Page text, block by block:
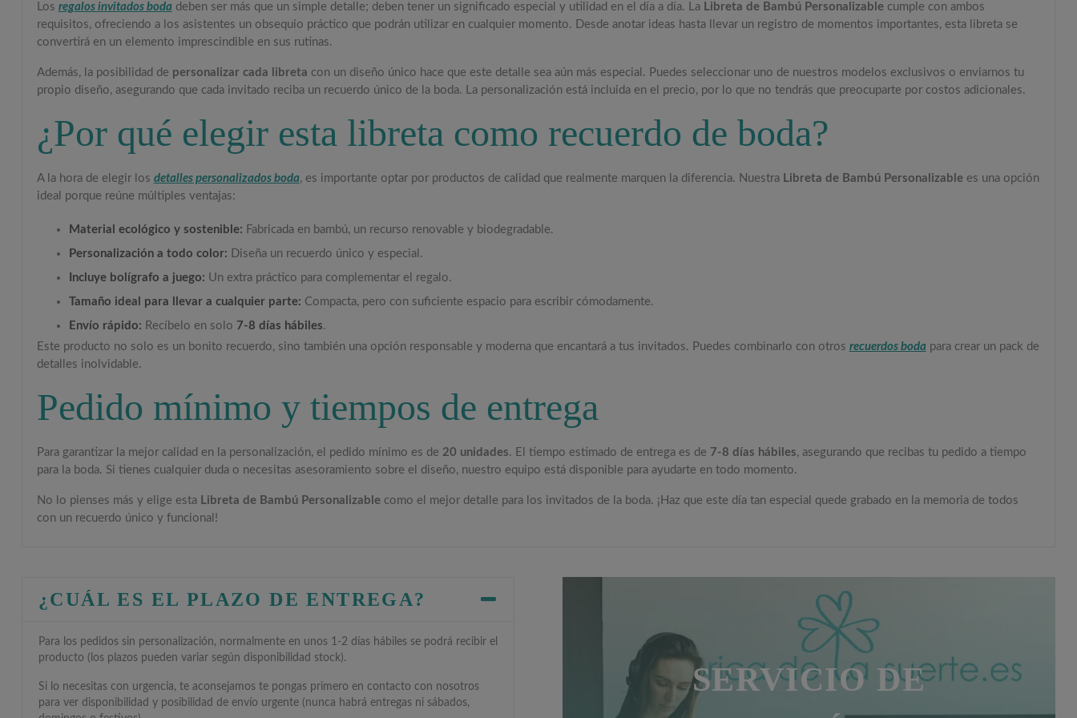
Los regalos invitados boda deben ser más que un simple detalle; deben tener un significado especial y utilidad en el día a día. La Libreta de Bambú Personalizablecumple con ambos
requisitos, ofreciendo a los asistentes un obsequio práctico que podrán utilizar en cualquier momento. Desde anotar ideas hasta llevar un registro de momentos importantes, esta libreta se
convertirá en un elemento imprescindible en sus rutinas.
Además, la posibilidad de personalizar cada libreta con un diseño único hace que este detalle sea aún más especial. Puedes seleccionar uno de nuestros modelos exclusivos o enviarnos tu
propio diseño, asegurando que cada invitado reciba un recuerdo único de la boda. La personalización está incluida en el precio, por lo que no tendrás que preocuparte por costos adicionales.
¿Por qué elegir esta libreta como recuerdo de boda?
A la hora de elegir los detalles personalizados boda, es importante optar por productos de calidad que realmente marquen la diferencia. Nuestra Libreta de Bambú Personalizablees una opción
ideal porque reúne múltiples ventajas:
Material ecológico y sostenible: Fabricada en bambú, un recurso renovable y biodegradable.
Personalización a todo color: Diseña un recuerdo único y especial.
Incluye bolígrafo a juego: Un extra práctico para complementar el regalo.
Tamaño ideal para llevar a cualquier parte: Compacta, pero con suficiente espacio para escribir cómodamente.
Envío rápido: Recíbelo en solo 7-8 días hábiles.
Este producto no solo es un bonito recuerdo, sino también una opción responsable y moderna que encantará a tus invitados. Puedes combinarlo con otros recuerdos boda para crear un pack de
detalles inolvidable.
Pedido mínimo y tiempos de entrega
Para garantizar la mejor calidad en la personalización, el pedido mínimo es de 20 unidades. El tiempo estimado de entrega es de 7-8 días hábiles, asegurando que recibas tu pedido a tiempo
para la boda. Si tienes cualquier duda o necesitas asesoramiento sobre el diseño, nuestro equipo está disponible para ayudarte en todo momento.
No lo pienses más y elige esta Libreta de Bambú Personalizablecomo el mejor detalle para los invitados de la boda. ¡Haz que este día tan especial quede grabado en la memoria de todos
con un recuerdo único y funcional!
¿CUÁL ES EL PLAZO DE ENTREGA?
Para los pedidos sin personalización, normalmente en unos 1-2 días hábiles se podrá recibir el
producto (los plazos pueden variar según disponibilidad stock).
Si lo necesitas con urgencia, te aconsejamos te pongas primero en contacto con nosotros
para ver disponibilidad y posibilidad de envío urgente (nunca habrá entregas ni sábados,
SERVICIO DE